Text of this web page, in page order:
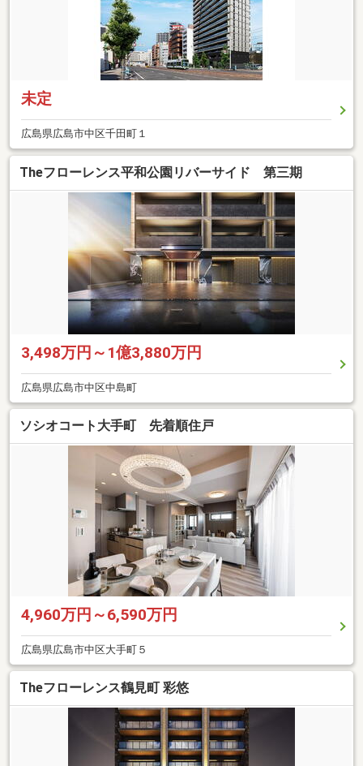
未定
広島県広島市中区千田町１
Theフローレンス平和公園リバーサイド 第三期
3,498万円～1億3,880万円
広島県広島市中区中島町
ソシオコート大手町 先着順住戸
4,960万円～6,590万円
広島県広島市中区大手町５
Theフローレンス鶴見町 彩悠